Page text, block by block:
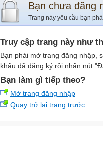
Bạn chưa đăng
Trang này yêu cầu bạn
Truy cập trang này như
Bạn phải mở trang đăng nhập,
khẩu đã đăng ký rồi nhấn nút
Bạn làm gì tiếp theo?
Mở trang đăng nhập
Quay trở lại trang trước